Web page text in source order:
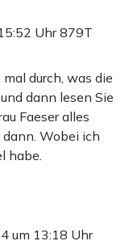
Uhr879T
durch, was die
dann lesen Sie
Faeser alles
Wobei ich
habe.
um 13:18 Uhr